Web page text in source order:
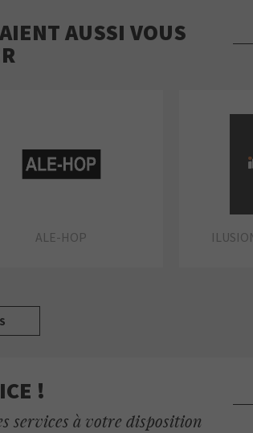
AUSSI VOUS
ALE-HOP
!
services à votre disposition